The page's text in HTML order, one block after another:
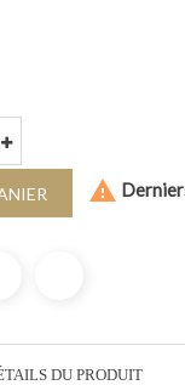

DU PRODUIT